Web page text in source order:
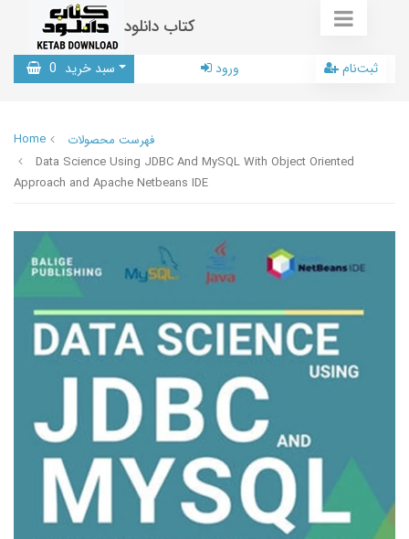
کتاب دانلود
سبد خرید 0 ورود ثبت‌نام
Home
فهرست محصولات
Data Science Using JDBC And MySQL With Object Oriented
Approach and Apache Netbeans IDE